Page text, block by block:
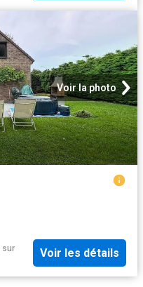
Voir la photo
sur
Voir les détails